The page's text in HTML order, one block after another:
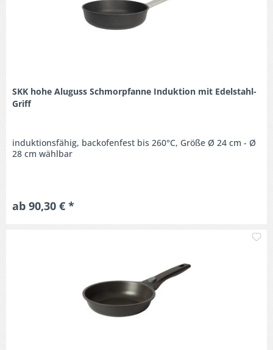
SKK hohe Aluguss Schmorpfanne Induktion mit Edelstahl-
Griff
induktionsfähig, backofenfest bis 260°C, Größe Ø 24 cm - Ø
28 cm wählbar
ab 90,30 € *